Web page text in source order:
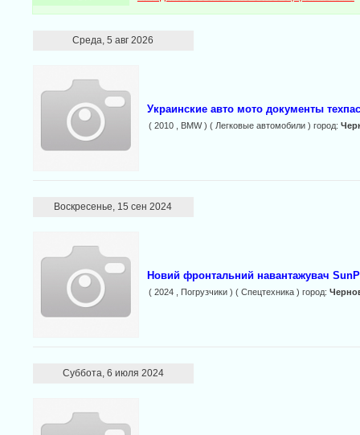
Среда, 5 авг 2026
Украинские авто мото документы
( 2010 , BMW ) ( Легковые автомобили ) город:
Воскресенье, 15 сен 2024
Новий фронтальний навантажувач
( 2024 , Погрузчики ) ( Спецтехника ) город:
Суббота, 6 июля 2024